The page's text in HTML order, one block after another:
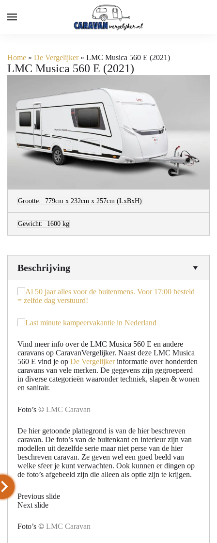
Home » De Vergelijker» LMC Musica 560 E (2021)
LMC Musica 560 E (2021)
Grootte: 779cm x 232cm x 257cm (LxBxH)
Gewicht: 1600 kg
Beschrijving
Vind meer info over de LMC Musica 560 E en andere
caravans op CaravanVergelijker. Naast deze LMC Musica
560 E vind je op De Vergelijkerinformatie over honderden
caravans van vele merken. De gegevens zijn gegroepeerd
in diverse categorieën waaronder techniek, slapen & wonen
en sanitair.
Foto’s © LMC Caravan
De hier getoonde plattegrond is van de hier beschreven
caravan. De foto’s van de buitenkant en interieur zijn van
modellen uit dezelfde serie maar niet perse van de hier
beschreven caravan. Ze geven wel een goed beeld van
welke sfeer je kunt verwachten. Ook kunnen er dingen op
de foto’s afgebeeld zijn die alleen als optie zijn te krijgen.
Previous slide
Next slide
Foto’s © LMC Caravan